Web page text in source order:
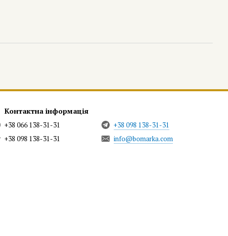
Контактна інформація
+38 066 138-31-31
+38 098 138-31-31
+38 098 138-31-31
info@bomarka.com